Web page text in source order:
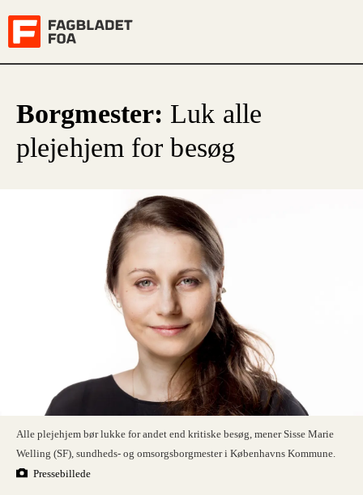
Borgmester: Luk alle
plejehjem for besøg
Alle plejehjem bør lukke for andet end kritiske besøg, mener Sisse Marie
Welling (SF), sundheds- og omsorgsborgmester i Københavns Kommune.
Pressebillede